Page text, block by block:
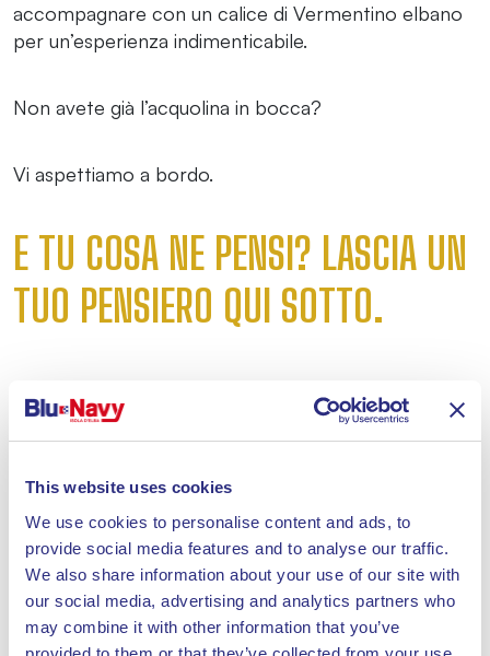
This website uses cookies
We use cookies to personalise content and ads, to
provide social media features and to analyse our traffic.
We also share information about your use of our site with
our social media, advertising and analytics partners who
may combine it with other information that you’ve
accompagnare con un calice di Vermentino elbano
per un’esperienza indimenticabile.
Non avete già l’acquolina in bocca?
Vi aspettiamo a bordo.
E TU COSA NE PENSI? LASCIA UN
TUO PENSIERO QUI SOTTO.
Il tuo indirizzo email non sarà pubblicato. I campi obbligatori
sono contrassegnati
Nome*